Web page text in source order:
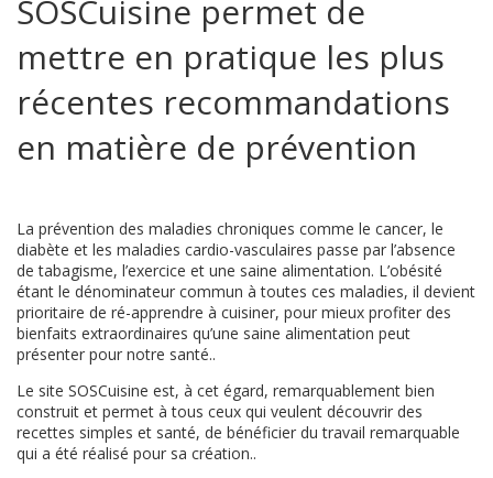
SOSCuisine permet de
mettre en pratique les plus
récentes recommandations
en matière de prévention
La prévention des maladies chroniques comme le cancer, le
diabète et les maladies cardio-vasculaires passe par l’absence
de tabagisme, l’exercice et une saine alimentation. L’obésité
étant le dénominateur commun à toutes ces maladies, il devient
prioritaire de ré-apprendre à cuisiner, pour mieux profiter des
bienfaits extraordinaires qu’une saine alimentation peut
présenter pour notre santé..
Le site SOSCuisine est, à cet égard, remarquablement bien
construit et permet à tous ceux qui veulent découvrir des
recettes simples et santé, de bénéficier du travail remarquable
qui a été réalisé pour sa création..